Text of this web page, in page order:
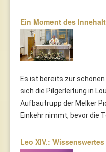
Ein Moment des
Es ist bereits zur
sich die Pilgerleitung in
Aufbautrupp der Melker
Einkehr nimmt, bevor die
Leo XIV.: